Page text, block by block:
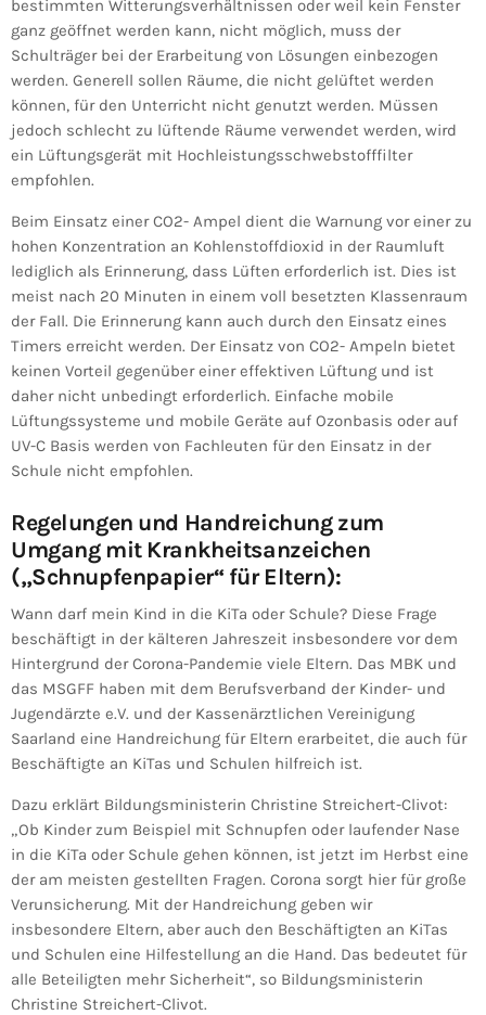
bestimmten Witterungsverhältnissen oder weil kein Fenster
ganz geöffnet werden kann, nicht möglich, muss der
Schulträger bei der Erarbeitung von Lösungen einbezogen
werden. Generell sollen Räume, die nicht gelüftet werden
können, für den Unterricht nicht genutzt werden. Müssen
jedoch schlecht zu lüftende Räume verwendet werden, wird
ein Lüftungsgerät mit Hochleistungsschwebstofffilter
empfohlen.
Beim Einsatz einer CO2- Ampel dient die Warnung vor einer zu
hohen Konzentration an Kohlenstoffdioxid in der Raumluft
lediglich als Erinnerung, dass Lüften erforderlich ist. Dies ist
meist nach 20 Minuten in einem voll besetzten Klassenraum
der Fall. Die Erinnerung kann auch durch den Einsatz eines
Timers erreicht werden. Der Einsatz von CO2- Ampeln bietet
keinen Vorteil gegenüber einer effektiven Lüftung und ist
daher nicht unbedingt erforderlich. Einfache mobile
Lüftungssysteme und mobile Geräte auf Ozonbasis oder auf
UV-C Basis werden von Fachleuten für den Einsatz in der
Schule nicht empfohlen.
Regelungen und Handreichung zum
Umgang mit Krankheitsanzeichen
(„Schnupfenpapier“ für Eltern):
Wann darf mein Kind in die KiTa oder Schule? Diese Frage
beschäftigt in der kälteren Jahreszeit insbesondere vor dem
Hintergrund der Corona-Pandemie viele Eltern. Das MBK und
das MSGFF haben mit dem Berufsverband der Kinder- und
Jugendärzte e.V. und der Kassenärztlichen Vereinigung
Saarland eine Handreichung für Eltern erarbeitet, die auch für
Beschäftigte an KiTas und Schulen hilfreich ist.
Dazu erklärt Bildungsministerin Christine Streichert-Clivot:
„Ob Kinder zum Beispiel mit Schnupfen oder laufender Nase
in die KiTa oder Schule gehen können, ist jetzt im Herbst eine
der am meisten gestellten Fragen. Corona sorgt hier für große
Verunsicherung. Mit der Handreichung geben wir
insbesondere Eltern, aber auch den Beschäftigten an KiTas
und Schulen eine Hilfestellung an die Hand. Das bedeutet für
alle Beteiligten mehr Sicherheit“, so Bildungsministerin
Christine Streichert-Clivot.